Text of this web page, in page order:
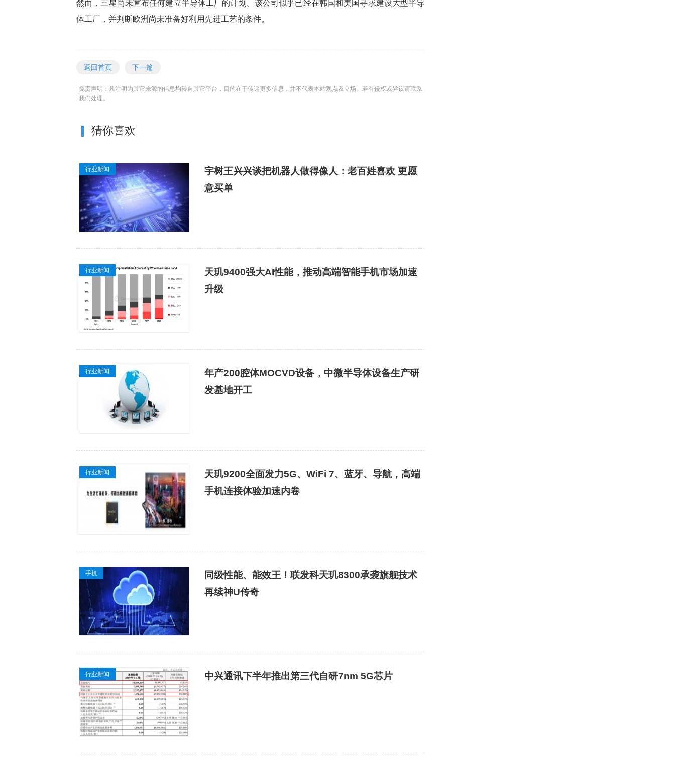
然而，三星尚未宣布任何建立半导体工厂的计划。该公司似乎已经在韩国和美国寻求建设大型半导
体工厂，并判断欧洲尚未准备好利用先进工艺的条件。
返回首页 下一篇
免责声明：凡注明为其它来源的信息均转自其它平台，目的在于传递更多信息，并不代表本站观点及立场。若有侵权或异议请联系
我们处理。
猜你喜欢
行业新闻
宇树王兴兴谈把机器人做得像人：老百姓喜欢 更愿
意买单
行业新闻
天玑9400强大AI性能，推动高端智能手机市场加速
升级
行业新闻
年产200腔体MOCVD设备，中微半导体设备生产研
发基地开工
行业新闻
天玑9200全面发力5G、WiFi 7、蓝牙、导航，高端
手机连接体验加速内卷
手机
同级性能、能效王！联发科天玑8300承袭旗舰技术
再续神U传奇
行业新闻 中兴通讯下半年推出第三代自研7nm 5G芯片